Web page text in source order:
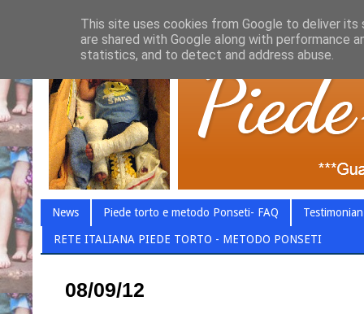
News Piede torto e metodo Ponseti- FAQ
RETE ITALIANA PIEDE TORTO - METODO PONSETI
08/09/12
This site uses cookies from Google to deliver its
are shared with Google along with performance
statistics, and to detect and address abuse.